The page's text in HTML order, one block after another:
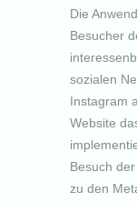
Die
Besucher
sozialen
Instagram
Website
Besuch
zu den